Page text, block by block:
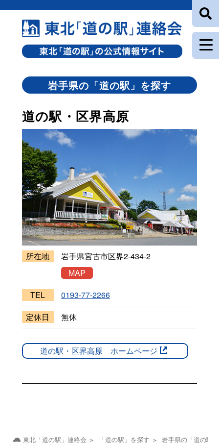
岩手県の「道の駅」を探す
道の駅・区界高原
所在地
岩手県宮古市区界2-434-2
MAP
TEL
0193-77-2266
定休日
無休
道の駅・区界高原 ホームページ
東北「道の駅」連絡会 「道の駅」を探す 岩手県の「道の駅」